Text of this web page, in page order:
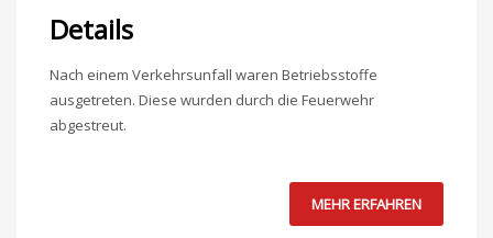
Details
Nach einem Verkehrsunfall waren Betriebsstoffe
ausgetreten. Diese wurden durch die Feuerwehr
abgestreut.
MEHR ERFAHREN